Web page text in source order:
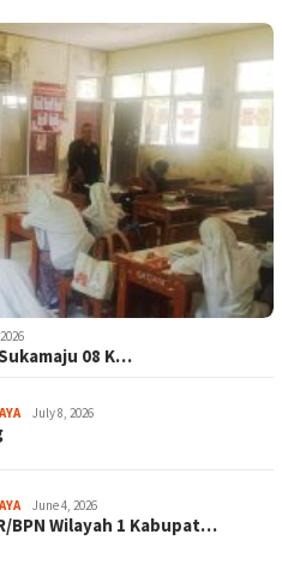
08 K…
July 8, 2026
June 4, 2026
BPN Wilayah 1 Kabupat…